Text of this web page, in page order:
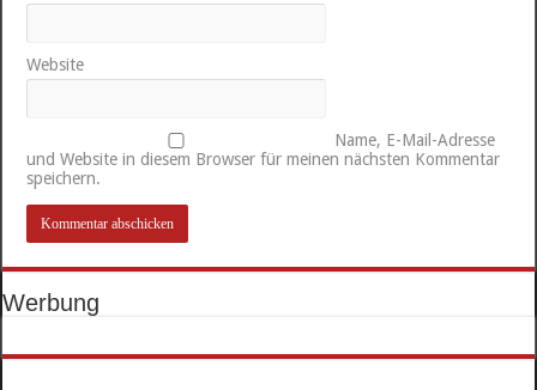
Website
Name, E-Mail-Adresse
und Website in diesem Browser für meinen nächsten Kommentar
speichern.
Werbung